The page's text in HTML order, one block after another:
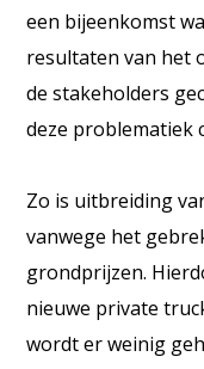
een bijeenkomst
resultaten van het
de stakeholders
deze problematiek
Zo is uitbreiding
vanwege het
grondprijzen.
nieuwe private
wordt er weinig